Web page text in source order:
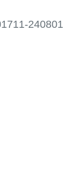
01711-240801